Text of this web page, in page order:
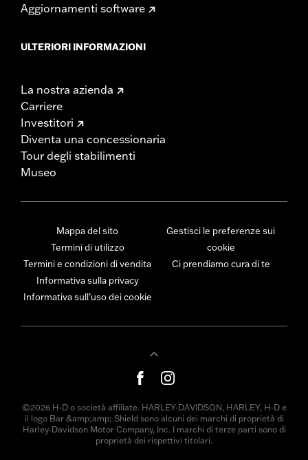
Aggiornamenti software
ULTERIORI INFORMAZIONI
La nostra azienda
Carriere
Investitori
Diventa una concessionaria
Tour degli stabilimenti
Museo
Mappa del sito
Termini di utilizzo
Termini e condizioni di vendita
Informativa sulla privacy
Informativa sull’uso dei cookie
Gestisci le preferenze sui
cookie
Ci prendiamo cura di te
©2026 H-D o società affiliate. HARLEY-DAVIDSON, HARLEY, H-D e
il logo Bar &amp;amp; Shield sono alcuni dei marchi di proprietà di
Harley-Davidson Motor Company, Inc. I marchi di terze parti sono di
proprietà dei rispettivi titolari.